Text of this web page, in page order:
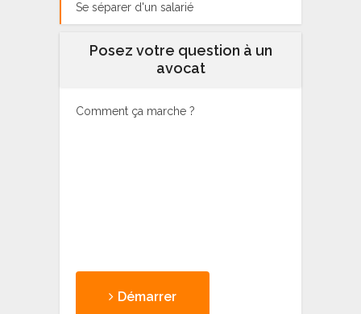
Se séparer d'un salarié
Posez votre question à un
avocat
Comment ça marche ?
Démarrer